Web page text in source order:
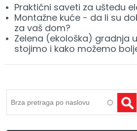
Praktični saveti za uštedu
Montažne kuće - da li su
za vaš dom?
Zelena (ekološka) gradnja
stojimo i kako možemo